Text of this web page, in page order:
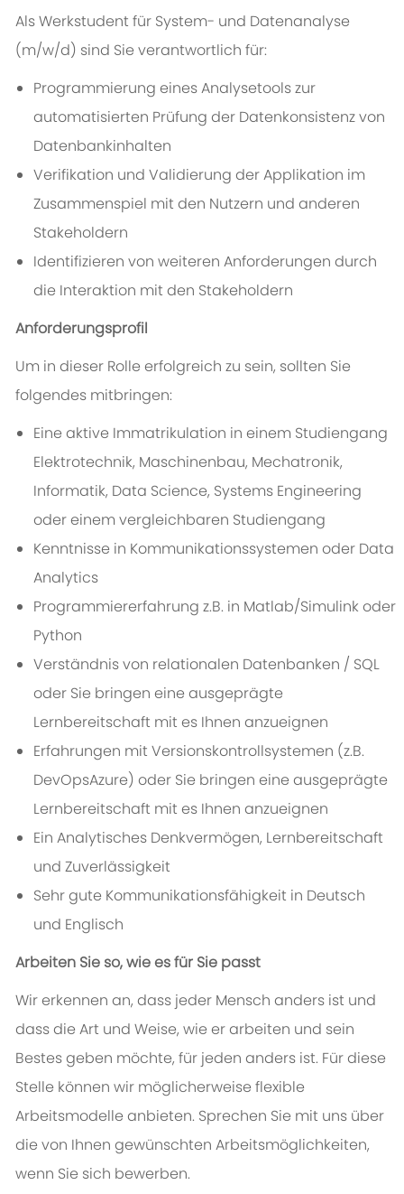
Als Werkstudent für System- und Datenanalyse
(m/w/d) sind Sie verantwortlich für:
Programmierung eines Analysetools zur
automatisierten Prüfung der Datenkonsistenz von
Datenbankinhalten
Verifikation und Validierung der Applikation im
Zusammenspiel mit den Nutzern und anderen
Stakeholdern
Identifizieren von weiteren Anforderungen durch
die Interaktion mit den Stakeholdern
Anforderungsprofil
Um in dieser Rolle erfolgreich zu sein, sollten Sie
folgendes mitbringen:
Eine aktive Immatrikulation in einem Studiengang
Elektrotechnik, Maschinenbau, Mechatronik,
Informatik, Data Science, Systems Engineering
oder einem vergleichbaren Studiengang
Kenntnisse in Kommunikationssystemen oder Data
Analytics
Programmiererfahrung z.B. in Matlab/Simulink oder
Python
Verständnis von relationalen Datenbanken / SQL
oder Sie bringen eine ausgeprägte
Lernbereitschaft mit es Ihnen anzueignen
Erfahrungen mit Versionskontrollsystemen (z.B.
DevOpsAzure) oder Sie bringen eine ausgeprägte
Lernbereitschaft mit es Ihnen anzueignen
Ein Analytisches Denkvermögen, Lernbereitschaft
und Zuverlässigkeit
Sehr gute Kommunikationsfähigkeit in Deutsch
und Englisch
Arbeiten Sie so, wie es für Sie passt
Wir erkennen an, dass jeder Mensch anders ist und
dass die Art und Weise, wie er arbeiten und sein
Bestes geben möchte, für jeden anders ist. Für diese
Stelle können wir möglicherweise flexible
Arbeitsmodelle anbieten. Sprechen Sie mit uns über
die von Ihnen gewünschten Arbeitsmöglichkeiten,
wenn Sie sich bewerben.